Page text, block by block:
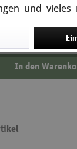
In den
und vieles